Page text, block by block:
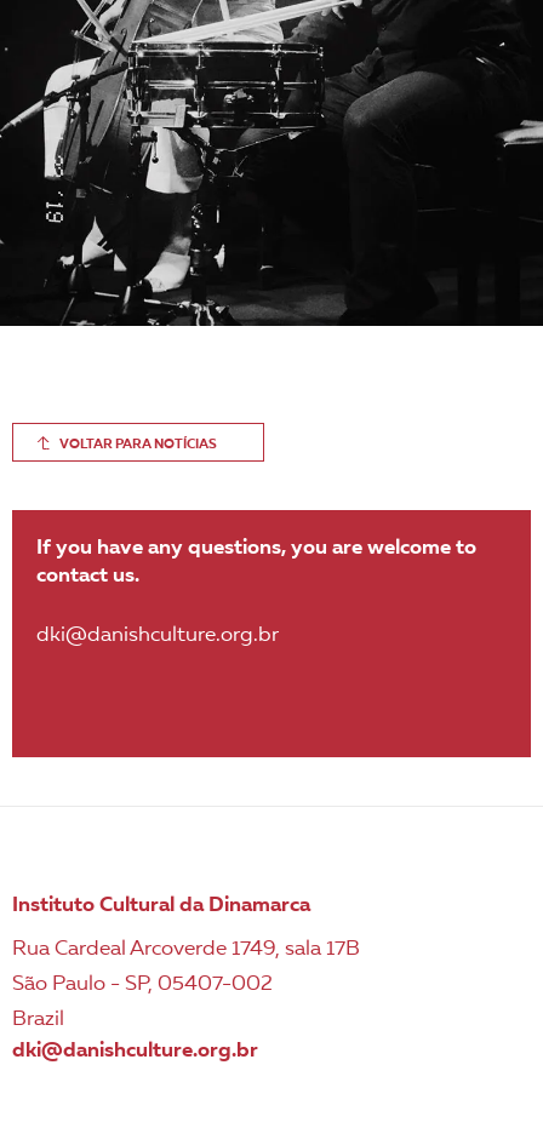
VOLTAR PARA NOTÍCIAS
If you have any questions, you are welcome to
contact us.
dki@danishculture.org.br
Instituto Cultural da Dinamarca
Rua Cardeal Arcoverde 1749, sala 17B
São Paulo - SP, 05407-002
Brazil
dki@danishculture.org.br